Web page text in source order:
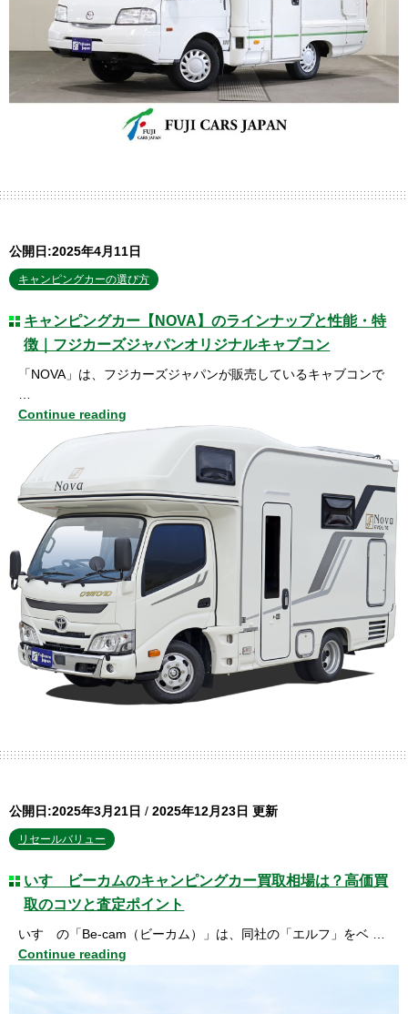
公開日:2025年4月11日
キャンピングカーの選び方
キャンピングカー【NOVA】のラインナップと性能・特
徴｜フジカーズジャパンオリジナルキャブコン
「NOVA」は、フジカーズジャパンが販売しているキャブコンで
…
Continue reading
公開日:2025年3月21日 / 2025年12月23日 更新
リセールバリュー
いすゞビーカムのキャンピングカー買取相場は？高価買
取のコツと査定ポイント
いすゞの「Be-cam（ビーカム）」は、同社の「エルフ」をベ …
Continue reading